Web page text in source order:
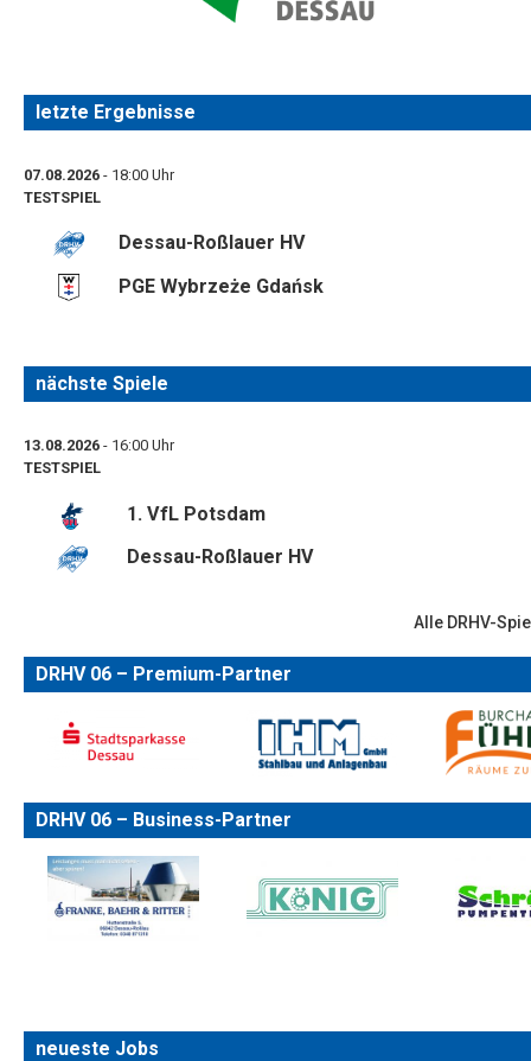
letzte Ergebnisse
07.08.2026 - 18:00 Uhr
TESTSPIEL
Dessau-Roßlauer HV
PGE Wybrzeże Gdańsk
nächste Spiele
13.08.2026 - 16:00 Uhr
TESTSPIEL
1. VfL Potsdam
Dessau-Roßlauer HV
Alle DRHV-
DRHV 06 – Premium-Partner
DRHV 06 – Business-Partner
neueste Jobs